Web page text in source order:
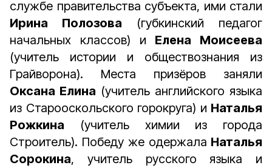
службе правительства субъекта, ими стали
Ирина Полозова (губкинский педагог
начальных классов) и Елена Моисеева
(учитель истории и обществознания из
Грайворона). Места призёров заняли
Оксана Елина (учитель английского языка
из Старооскольского горокруга) и Наталья
Рожкина (учитель химии из города
Строитель). Победу же одержала Наталья
Сорокина, учитель русского языка и